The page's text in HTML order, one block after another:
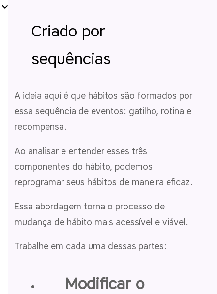
Criado por
sequências
A ideia aqui é que hábitos são formados por
essa sequência de eventos: gatilho, rotina e
recompensa.
Ao analisar e entender esses três
componentes do hábito, podemos
reprogramar seus hábitos de maneira eficaz.
Essa abordagem torna o processo de
mudança de hábito mais acessível e viável.
Trabalhe em cada uma dessas partes:
Modificar o